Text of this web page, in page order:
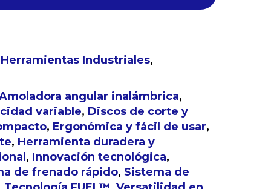
productos en el carrito.
Herramientas Industriales,
angular inalámbrica,
variable, Discos de corte y
, Ergonómica y fácil de usar,
, Herramienta duradera y
, Innovación tecnológica,
de frenado rápido, Sistema de